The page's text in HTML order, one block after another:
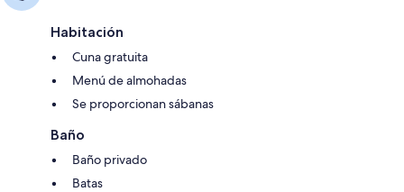
Habitación
Cuna gratuita
Menú de almohadas
Se proporcionan sábanas
Baño
Baño privado
Batas